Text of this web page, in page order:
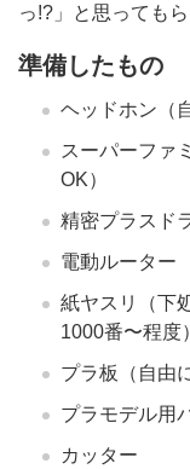
っ!?」と思っても
準備したもの
ヘッドホン（
スーパーファ
OK）
精密プラスド
電動ルーター
紙ヤスリ（
1000番〜程度）
プラ板（自由
プラモデル用
カッター